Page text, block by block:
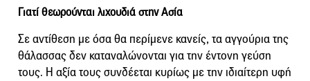
Γιατί θεωρούνται λιχουδιά στην Ασία
Σε αντίθεση με όσα θα περίμενε κανείς, τα αγγούρια της
θάλασσας δεν καταναλώνονται για την έντονη γεύση
τους. Η αξία τους συνδέεται κυρίως με την ιδιαίτερη υφή